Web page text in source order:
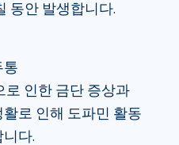
동안 발생합니다.
통
로 인한 금단 증상과
로 인해 도파민 활동
다.